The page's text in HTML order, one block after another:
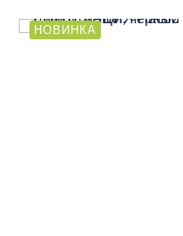
НОВИНКА